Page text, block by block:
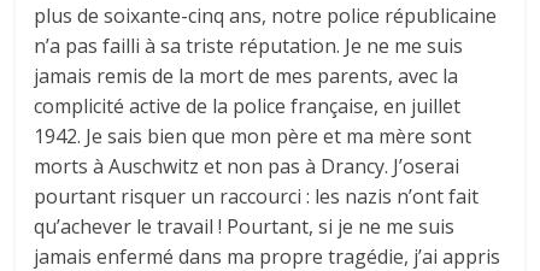
plus de soixante-cinq ans, notre police républicaine
n’a pas failli à sa triste réputation. Je ne me suis
jamais remis de la mort de mes parents, avec la
complicité active de la police française, en juillet
1942. Je sais bien que mon père et ma mère sont
morts à Auschwitz et non pas à Drancy. J’oserai
pourtant risquer un raccourci : les nazis n’ont fait
qu’achever le travail ! Pourtant, si je ne me suis
jamais enfermé dans ma propre tragédie, j’ai appris